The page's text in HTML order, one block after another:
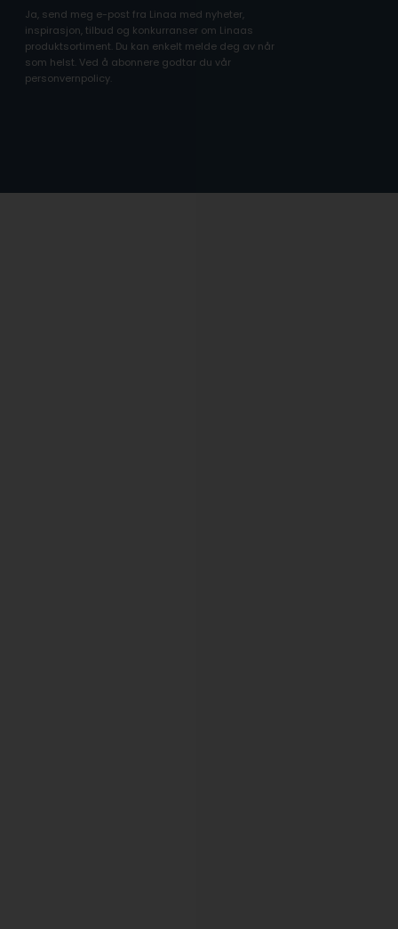
Ja, send meg e-post fra Linaa med nyheter,
inspirasjon, tilbud og konkurranser om Linaas
produktsortiment. Du kan enkelt melde deg av når
som helst. Ved å abonnere godtar du vår
personvernpolicy.